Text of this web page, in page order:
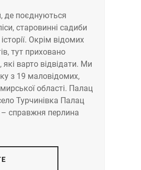
поєднуються
старовинні садиби
Окрім відомих
тут приховано
варто відвідати. Ми
з 19 маловідомих,
області. Палац
Турчинівка Палац
справжня перлина